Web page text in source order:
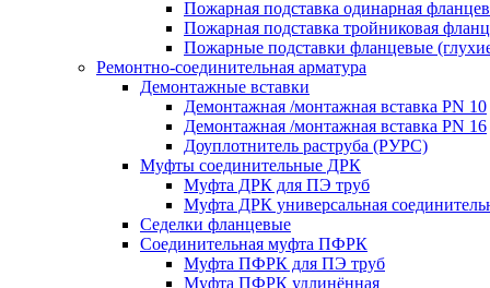
Пожарная подставка одинарная
Пожарная подставка тройниковая
Пожарные подставки фланцевые
Ремонтно-соединительная арматура
Демонтажные вставки
Демонтажная /монтажная вставка PN 10
Демонтажная /монтажная вставка PN 16
Доуплотнитель раструба (РУРС)
Муфты соединительные ДРК
Муфта ДРК для ПЭ труб
Муфта ДРК универсальная
Седелки фланцевые
Соединительная муфта ПФРК
Муфта ПФРК для ПЭ труб
Муфта ПФРК удлинённая